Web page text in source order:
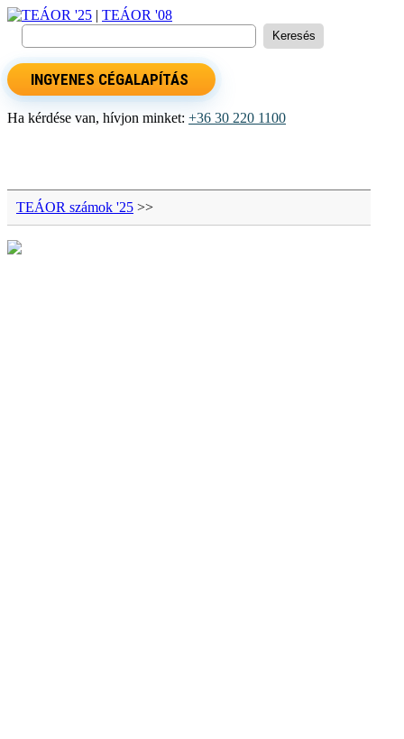
TEÁOR '25 | TEÁOR '08
INGYENES CÉGALAPÍTÁS
Ha kérdése van, hívjon minket: +36 30 220 1100
TEÁOR számok '25 >>